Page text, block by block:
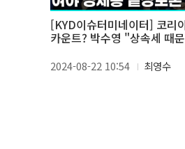
[KYD이슈터미네이터] 코리
카운트? 박수영 "상속세 때
2024-08-22 10:54 최영수